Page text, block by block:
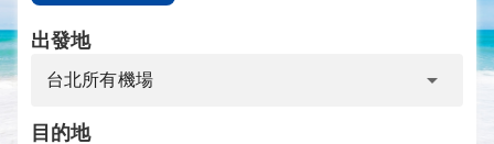
台北所有機場
出發地
arrow_drop_down
目的地